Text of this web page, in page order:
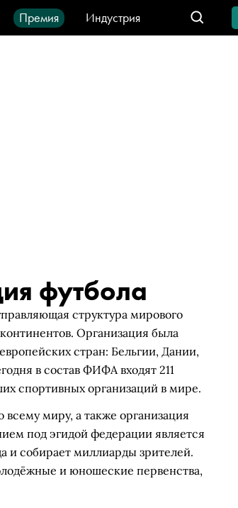
Премия
Индустрия
IT-продукты
футбола
структура мирового
Организация была
стран: Бельгии, Дании,
в состав ФИФА входят 211
спортивных организаций в мире.
миру, а также организация
под эгидой федерации является
и собирает миллиарды зрителей.
и юношеские первенства,